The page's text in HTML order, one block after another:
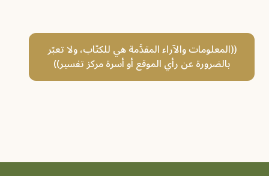
((المعلومات والآراء المقدَّمة هي للكتّاب، ولا تعبّر
بالضرورة عن رأي الموقع أو أسرة مركز تفسير))